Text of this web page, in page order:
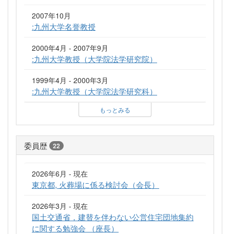
2007年10月
:九州大学名誉教授
2000年4月 - 2007年9月
:九州大学教授（大学院法学研究院）
1999年4月 - 2000年3月
:九州大学教授（大学院法学研究科）
もっとみる
委員歴 22
2026年6月 - 現在
東京都, 火葬場に係る検討会（会長）
2026年3月 - 現在
国土交通省，建替を伴わない公営住宅団地集約
に関する勉強会 （座長）